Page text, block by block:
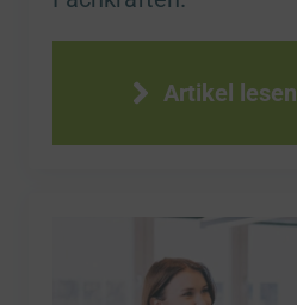
Artikel lesen